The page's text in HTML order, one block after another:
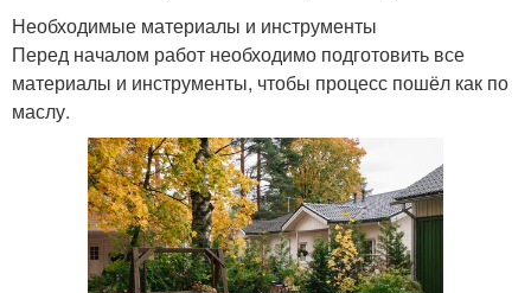
Необходимые материалы и инструменты
Перед началом работ необходимо подготовить все
материалы и инструменты, чтобы процесс пошёл как по
маслу.